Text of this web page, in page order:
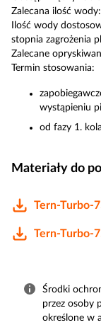
Zalecana ilość
Ilość wody
stopnia zagrożenia
Zalecane
Termin stosowania:
wystąpieniu
od fazy 1.
Materiały do
Tern-Turbo-
Tern-Turbo-
Środki
przez osoby
określone w